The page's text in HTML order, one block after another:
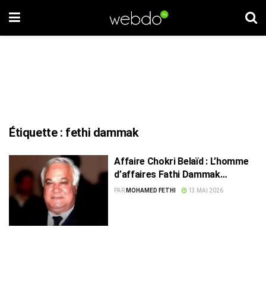
Étiquette : fethi dammak
Affaire Chokri Belaïd : L’homme
d’affaires Fathi Dammak
condamné à 38 ans de prison
PAR MOHAMED FETHI 13 MAI 2026